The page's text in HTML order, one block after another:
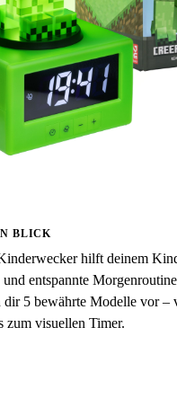
BLICK
hilft deinem
entspannte
dir 5 bewährte Modelle vor –
zum visuellen Timer.